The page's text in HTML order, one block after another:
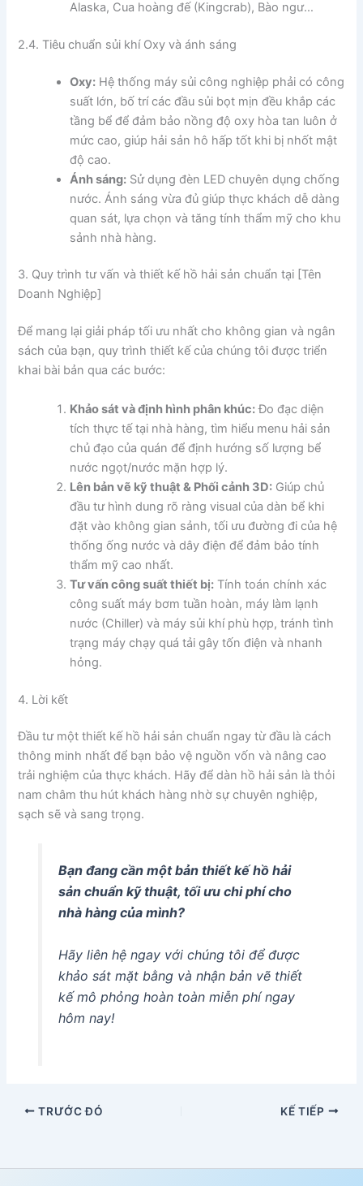
Alaska, Cua hoàng đế (Kingcrab), Bào ngư…
2.4. Tiêu chuẩn sủi khí Oxy và ánh sáng
Oxy: Hệ thống máy sủi công nghiệp phải có công
suất lớn, bố trí các đầu sủi bọt mịn đều khắp các
tầng bể để đảm bảo nồng độ oxy hòa tan luôn ở
mức cao, giúp hải sản hô hấp tốt khi bị nhốt mật
độ cao.
Ánh sáng: Sử dụng đèn LED chuyên dụng chống
nước. Ánh sáng vừa đủ giúp thực khách dễ dàng
quan sát, lựa chọn và tăng tính thẩm mỹ cho khu
sảnh nhà hàng.
3. Quy trình tư vấn và thiết kế hồ hải sản chuẩn tại [Tên
Doanh Nghiệp]
Để mang lại giải pháp tối ưu nhất cho không gian và ngân
sách của bạn, quy trình thiết kế của chúng tôi được triển
khai bài bản qua các bước:
Khảo sát và định hình phân khúc:Đo đạc diện
tích thực tế tại nhà hàng, tìm hiểu menu hải sản
chủ đạo của quán để định hướng số lượng bể
nước ngọt/nước mặn hợp lý.
Lên bản vẽ kỹ thuật & Phối cảnh 3D: Giúp chủ
đầu tư hình dung rõ ràng visual của dàn bể khi
đặt vào không gian sảnh, tối ưu đường đi của hệ
thống ống nước và dây điện để đảm bảo tính
thẩm mỹ cao nhất.
Tư vấn công suất thiết bị: Tính toán chính xác
công suất máy bơm tuần hoàn, máy làm lạnh
nước (Chiller) và máy sủi khí phù hợp, tránh tình
trạng máy chạy quá tải gây tốn điện và nhanh
hỏng.
4. Lời kết
Đầu tư một thiết kế hồ hải sản chuẩn ngay từ đầu là cách
thông minh nhất để bạn bảo vệ nguồn vốn và nâng cao
trải nghiệm của thực khách. Hãy để dàn hồ hải sản là thỏi
nam châm thu hút khách hàng nhờ sự chuyên nghiệp,
sạch sẽ và sang trọng.
Bạn đang cần một bản thiết kế hồ hải
sản chuẩn kỹ thuật, tối ưu chi phí cho
nhà hàng của mình?
Hãy liên hệ ngay với chúng tôi để được
khảo sát mặt bằng và nhận bản vẽ thiết
kế mô phỏng hoàn toàn miễn phí ngay
hôm nay!
TRƯỚC ĐÓ KẾ TIẾP